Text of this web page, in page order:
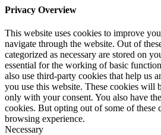
Privacy Overview
This website uses cookies to improve
navigate through the website. Out of
categorized as necessary are stored on
essential for the working of basic
also use third-party cookies that help us
you use this website. These cookies will
only with your consent. You also have
cookies. But opting out of some of these
browsing experience.
Necessary